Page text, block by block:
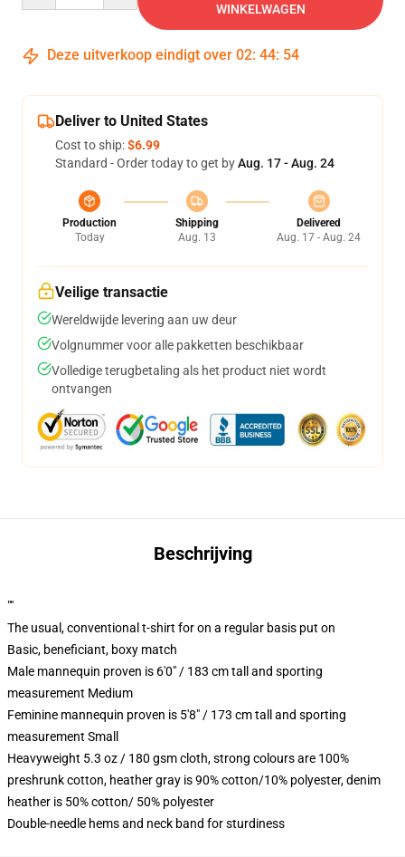
WINKELWAGEN
Deze uitverkoop eindigt over 02: 44: 54
Deliver to United States
Cost to ship:$6.99
Standard - Order today to get byAug. 17 - Aug. 24
Production
Today
Shipping
Aug. 13
Delivered
Aug. 17 - Aug. 24
Veilige transactie
Wereldwijde levering aan uw deur
Volgnummer voor alle pakketten beschikbaar
Volledige terugbetaling als het product niet wordt
ontvangen
Beschrijving
""
The usual, conventional t-shirt for on a regular basis put on
Basic, beneficiant, boxy match
Male mannequin proven is 6'0" / 183 cm tall and sporting
measurement Medium
Feminine mannequin proven is 5'8" / 173 cm tall and sporting
measurement Small
Heavyweight 5.3 oz / 180 gsm cloth, strong colours are 100%
preshrunk cotton, heather gray is 90% cotton/10% polyester, denim
heather is 50% cotton/ 50% polyester
Double-needle hems and neck band for sturdiness